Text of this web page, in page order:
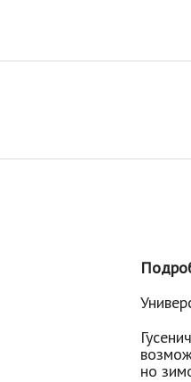
но